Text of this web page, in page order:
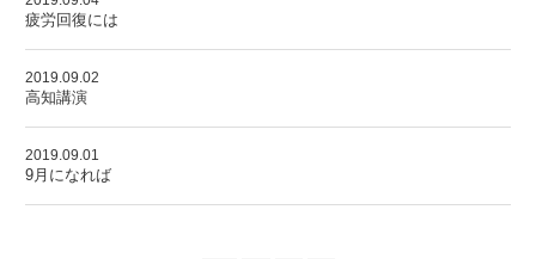
疲労回復には
2019.09.02
高知講演
2019.09.01
9月になれば